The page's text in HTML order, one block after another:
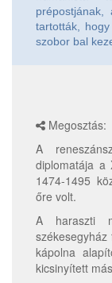
tartották,
szobor bal
Megosztás:
A
diplomatája a
1474-1495
őre volt.
A haraszti
kápolna
kicsinyített